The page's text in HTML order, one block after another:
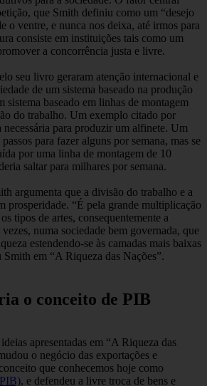
que Smith definiu como um “desejo
o ventre, e nunca nos deixa, até irmos para
consiste em instituições tais como um
a concorrência justa e livre.
seu livro geraram atenção internacional e
de um sistema baseado na produção
sistema baseado em linhas de montagem
do trabalho. Um exemplo citado por
para produzir um alfinete. Um
para fazer alguns por semana, mas se
por uma linha de montagem de 10
saltar para milhares por semana.
argumenta que a divisão do trabalho e a
prosperidade. “É pela grande multiplicação
tipos de artes, consequentemente a
numa sociedade bem governada, que
estendendo-se às camadas mais baixas
Smith em “A Riqueza das Nações”.
o conceito de PIB
apresentadas em “A Riqueza das
o negócio das exportações e
que conhecemos hoje como
, e defendeu a livre troca de bens e